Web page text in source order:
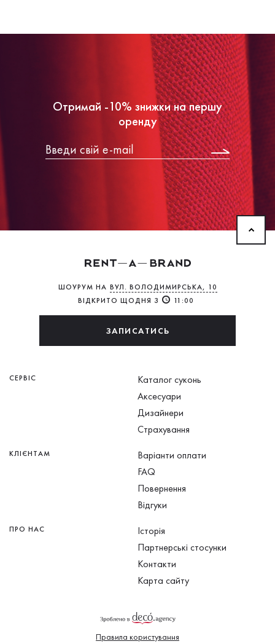
Отримай -10% знижки на першу
оренду
ШОУРУМ НА ВУЛ. ВОЛОДИМИРСЬКА, 10
ВІДКРИТО ЩОДНЯ З
11:00
ЗАПИСАТИСЬ
СЕРВІС
Каталог суконь
Аксесуари
Дизайнери
Страхування
КЛІЄНТАМ
Варіанти оплати
FAQ
Повернення
Відгуки
ПРО НАС
Історія
Партнерські стосунки
Контакти
Карта сайту
Правила користування